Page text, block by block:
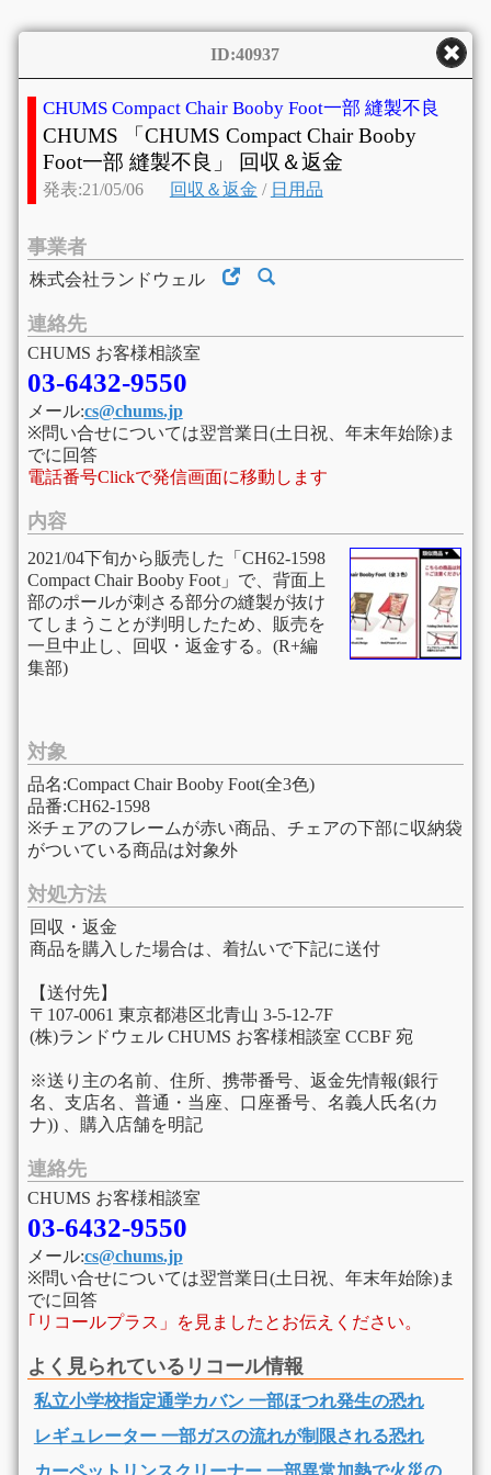
ID:40937
CHUMS Compact Chair Booby Foot一部 縫製不良
CHUMS 「CHUMS Compact Chair Booby
Foot一部 縫製不良」 回収＆返金
発表:21/05/06 回収＆返金 / 日用品
事業者
株式会社ランドウェル
連絡先
CHUMS お客様相談室
03-6432-9550
メール:cs@chums.jp
※問い合せについては翌営業日(土日祝、年末年始除)ま
でに回答
電話番号Clickで発信画面に移動します
内容
2021/04下旬から販売した「CH62-1598
Compact Chair Booby Foot」で、背面上
部のポールが刺さる部分の縫製が抜け
てしまうことが判明したため、販売を
一旦中止し、回収・返金する。(R+編
集部)
対象
品名:Compact Chair Booby Foot(全3色)
品番:CH62-1598
※チェアのフレームが赤い商品、チェアの下部に収納袋
がついている商品は対象外
対処方法
回収・返金
商品を購入した場合は、着払いで下記に送付
【送付先】
〒107-0061 東京都港区北青山 3-5-12-7F
(株)ランドウェル CHUMS お客様相談室 CCBF 宛
※送り主の名前、住所、携帯番号、返金先情報(銀行
名、支店名、普通・当座、口座番号、名義人氏名(カ
ナ)) 、購入店舗を明記
連絡先
CHUMS お客様相談室
03-6432-9550
メール:cs@chums.jp
※問い合せについては翌営業日(土日祝、年末年始除)ま
でに回答
｢リコールプラス」を見ましたとお伝えください。
よく見られているリコール情報
私立小学校指定通学カバン 一部ほつれ発生の恐れ
レギュレーター 一部ガスの流れが制限される恐れ